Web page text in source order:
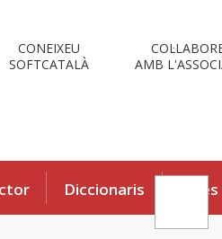
CONEIXEU
SOFTCATALÀ
AMB
Diccionaris Eines